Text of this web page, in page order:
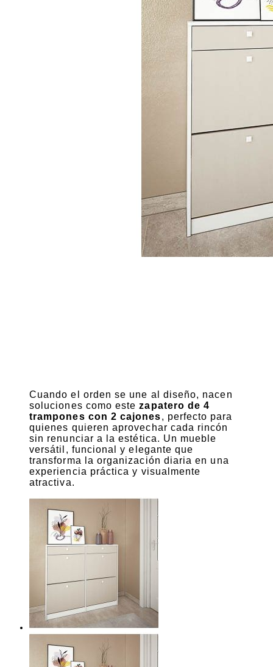
Cuando el orden se une al diseño, nacen
soluciones como estezapatero de 4
trampones con 2 cajones, perfecto para
quienes quieren aprovechar cada rincón
sin renunciar a la estética. Un mueble
versátil, funcional y elegante que
transforma la organización diaria en una
experiencia práctica y visualmente
atractiva.